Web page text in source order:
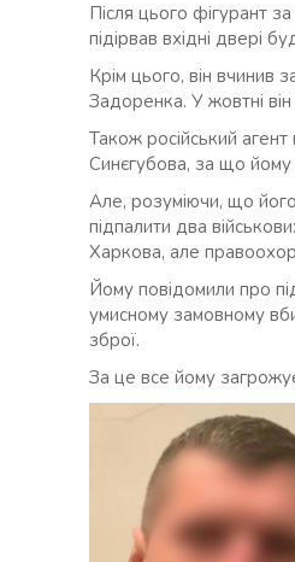
Після цього фігурант
підірвав вхідні двері
Крім цього, він вчинив
Задоренка. У жовтні
Також російський агент
Синєгубова, за що йому
Але, розуміючи, що
підпалити два
Харкова, але
Йому повідомили про
умисному замовному
зброї.
За це все йому